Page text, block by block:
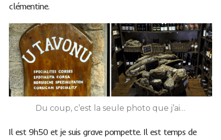
clémentine.
Du coup, c’est la seule photo que j’ai…
Il est 9h50 et je suis grave pompette. Il est temps de